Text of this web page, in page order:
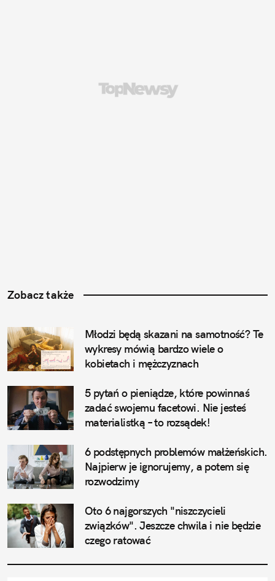
Zobacz także
Młodzi będą skazani na samotność? Te
wykresy mówią bardzo wiele o
kobietach i mężczyznach
5 pytań o pieniądze, które powinnaś
zadać swojemu facetowi. Nie jesteś
materialistką – to rozsądek!
6 podstępnych problemów małżeńskich.
Najpierw je ignorujemy, a potem się
rozwodzimy
Oto 6 najgorszych "niszczycieli
związków". Jeszcze chwila i nie będzie
czego ratować